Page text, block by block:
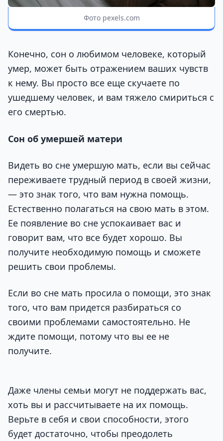
Фото pexels.com
Конечно, сон о любимом человеке, который
умер, может быть отражением ваших чувств
к нему. Вы просто все еще скучаете по
ушедшему человек, и вам тяжело смириться с
его смертью.
Сон об умершей матери
Видеть во сне умершую мать, если вы сейчас
переживаете трудный период в своей жизни,
— это знак того, что вам нужна помощь.
Естественно полагаться на свою мать в этом.
Ее появление во сне успокаивает вас и
говорит вам, что все будет хорошо. Вы
получите необходимую помощь и сможете
решить свои проблемы.
Если во сне мать просила о помощи, это знак
того, что вам придется разбираться со
своими проблемами самостоятельно. Не
ждите помощи, потому что вы ее не
получите.
Даже члены семьи могут не поддержать вас,
хоть вы и рассчитываете на их помощь.
Верьте в себя и свои способности, этого
будет достаточно, чтобы преодолеть